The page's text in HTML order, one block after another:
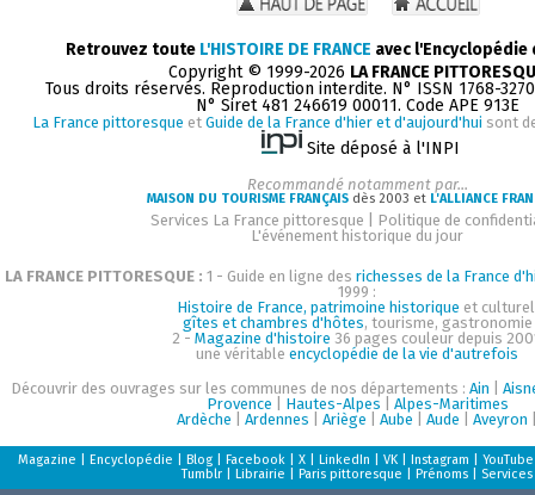
Retrouvez toute L'HISTOIRE DE FRANCE avec
Copyright © 1999-2026 LA FRANCE
Tous droits réservés. Reproduction interdite. N° ISSN 1768-
N° Siret 481 246619 00011. Code APE 913E
La France pittoresque et Guide de la France d'hier et d'aujourd'hui sont
Site déposé à l'INPI
Recommandé notamment par...
MAISON DU TOURISME FRANÇAIS dès 2003 et L'ALLIANCE
Services La France pittoresque
Politique de
L'événement historique du jour
LA FRANCE PITTORESQUE : 1 - Guide en ligne des richesses de la France
1999 :
Histoire de France, patrimoine historique et
gîtes et chambres d'hôtes, tourisme, gastronomie
2 - Magazine d'histoire 36 pages couleur depuis
une véritableencyclopédie de la vie d'autrefois
Découvrir des ouvrages sur les communes de nos départements :Ain |
Provence
Hautes-Alpes
Alpes-Maritimes
Ardèche |Ardennes |Ariège |Aube |Aude |Aveyron
Magazine |Encyclopédie |Blog |Facebook |X |LinkedIn |VK |Instagram |YouTube
Tumblr |Librairie |Paris pittoresque |Prénoms Services